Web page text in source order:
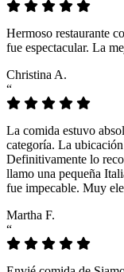
Hermoso restaurante
fue espectacular. La
Christina A.
“
La comida estuvo
categoría. La
Definitivamente lo
llamo una pequeña
fue impecable. Muy
Martha F.
“